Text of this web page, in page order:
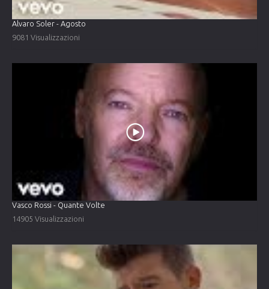
Alvaro Soler - Agosto
9081 Visualizzazioni
Vasco Rossi - Quante Volte
14905 Visualizzazioni